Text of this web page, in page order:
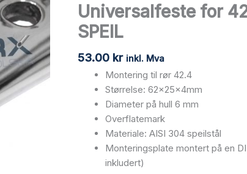
Universalfeste for
SPEIL
53.00 kr inkl. Mva
Montering til rør 42.4
Størrelse: 62x25x4mm
Diameter på hull 6 mm
Overflatemark
Materiale: AISI 304 speilstål
Monteringsplate montert på en
inkludert)
mm,
AISI
SPEIL
antall